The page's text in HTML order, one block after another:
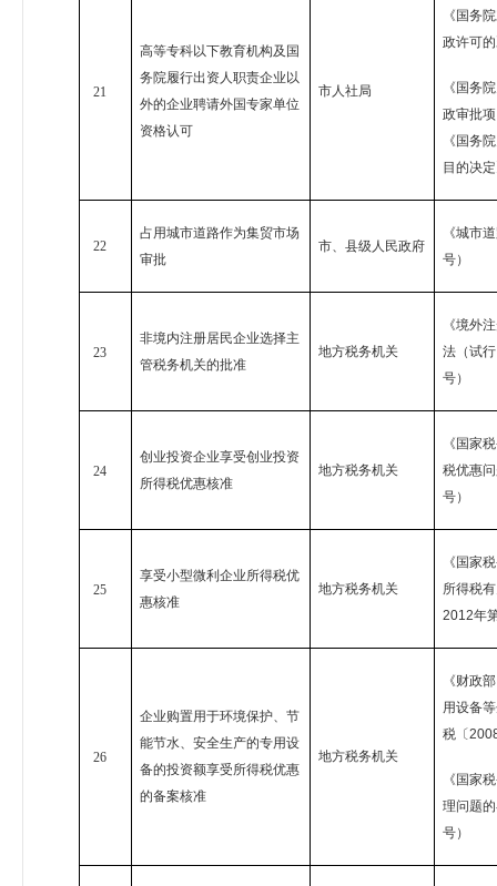
21
高等专科以下教育机构及国
务院履行出资人职责企业以
外的企业聘请外国专家单位
资格认可
市人社局
《国务
政许可
《国务
政审批
《国务
目的决
22
占用城市道路作为集贸市场
审批
市、县级人民政府
《城市
号）
23
非境内注册居民企业选择主
管税务机关的批准
地方税务机关
《境外
法（试
号）
24
创业投资企业享受创业投资
所得税优惠核准
地方税务机关
《国家
税优惠
号）
25
享受小型微利企业所得税优
惠核准
地方税务机关
《国家
所得税
2012年
26
企业购置用于环境保护、节
能节水、安全生产的专用设
备的投资额享受所得税优惠
的备案核准
地方税务机关
《财政部
用设备
税〔
《国家
理问题
号）